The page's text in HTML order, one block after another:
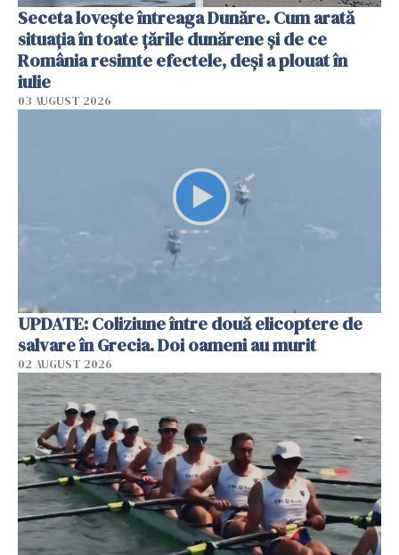
Seceta lovește întreaga Dunăre. Cum arată
situația în toate țările dunărene și de ce
România resimte efectele, deși a plouat în
iulie
03 AUGUST 2026
UPDATE: Coliziune între două elicoptere de
salvare în Grecia. Doi oameni au murit
02 AUGUST 2026